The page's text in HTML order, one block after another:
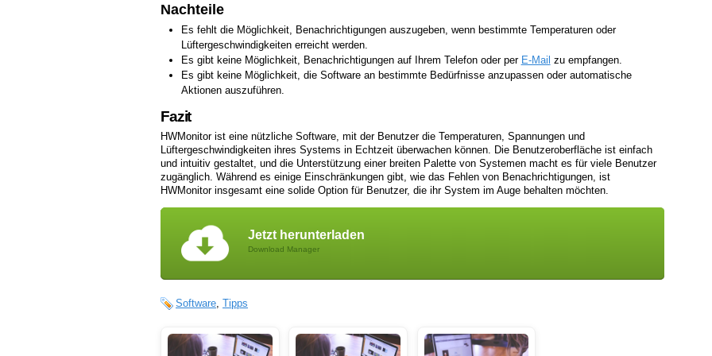
Nachteile
Es fehlt die Möglichkeit, Benachrichtigungen auszugeben, wenn bestimmte Temperaturen oder
Lüftergeschwindigkeiten erreicht werden.
Es gibt keine Möglichkeit, Benachrichtigungen auf Ihrem Telefon oder per E-Mail zu empfangen.
Es gibt keine Möglichkeit, die Software an bestimmte Bedürfnisse anzupassen oder automatische
Aktionen auszuführen.
Fazit
HWMonitor ist eine nützliche Software, mit der Benutzer die Temperaturen, Spannungen und
Lüftergeschwindigkeiten ihres Systems in Echtzeit überwachen können. Die Benutzeroberfläche ist einfach
und intuitiv gestaltet, und die Unterstützung einer breiten Palette von Systemen macht es für viele Benutzer
zugänglich. Während es einige Einschränkungen gibt, wie das Fehlen von Benachrichtigungen, ist
HWMonitor insgesamt eine solide Option für Benutzer, die ihr System im Auge behalten möchten.
Jetzt herunterladen
Download Manager
Software Tipps